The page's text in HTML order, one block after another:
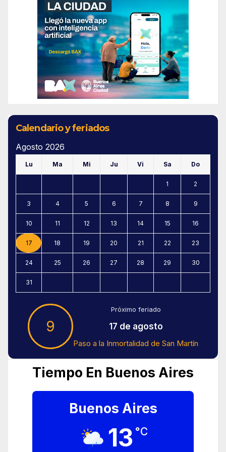
Calendario y feriados
Agosto 2026
Lu Ma Mi Ju Vi Sa Do
1 2
3 4 5 6 7 8 9
10 11 12 13 14 15 16
17 18 19 20 21 22 23
24 25 26 27 28 29 30
31
9
Próximo feriado
17 de agosto
Paso a la Inmortalidad de San Martín
Tiempo En Buenos Aires
Buenos Aires
13 °C